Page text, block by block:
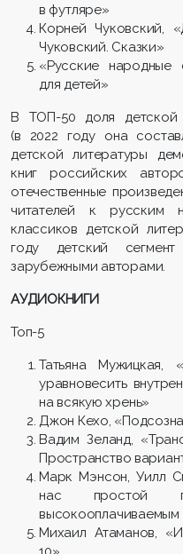
в футляре»
Корней Чуковский,
Чуковский. Сказки»
«Русские народные
для детей»
В ТОП-50 доля детской
(в 2022 году она
детской литературы
книг российских
отечественные
читателей к русским
классиков детской
году детский
зарубежными авторами.
АУДИОКНИГИ
Топ-5
Татьяна
уравновесить
на всякую хрень»
Джон Кехо,
Вадим Зеланд,
Пространство
Марк Мэнсон, Уилл
нас простой
высокооплачиваемым
Михаил Атаманов,